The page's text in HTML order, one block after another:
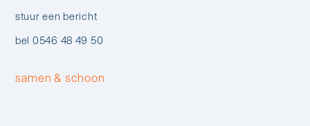
stuur een bericht
bel 0546 48 49 50
samen & schoon